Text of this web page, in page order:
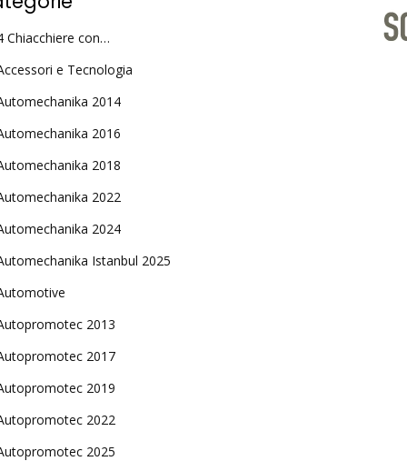
Chiacchiere con…
e Tecnologia
2014
2016
2018
2022
2024
Istanbul 2025
2013
2017
2019
2022
2025